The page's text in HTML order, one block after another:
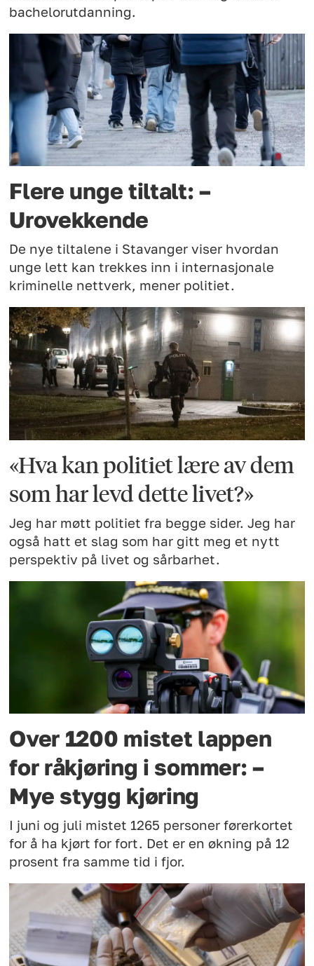
bachelorutdanning.
Flere unge tiltalt: –
Urovekkende
De nye tiltalene i Stavanger viser hvordan
unge lett kan trekkes inn i internasjonale
kriminelle nettverk, mener politiet.
«Hva kan politiet lære av dem
som har levd dette livet?»
Jeg har møtt politiet fra begge sider. Jeg har
også hatt et slag som har gitt meg et nytt
perspektiv på livet og sårbarhet.
Over 1200 mistet lappen
for råkjøring i sommer: –
Mye stygg kjøring
I juni og juli mistet 1265 personer førerkortet
for å ha kjørt for fort. Det er en økning på 12
prosent fra samme tid i fjor.